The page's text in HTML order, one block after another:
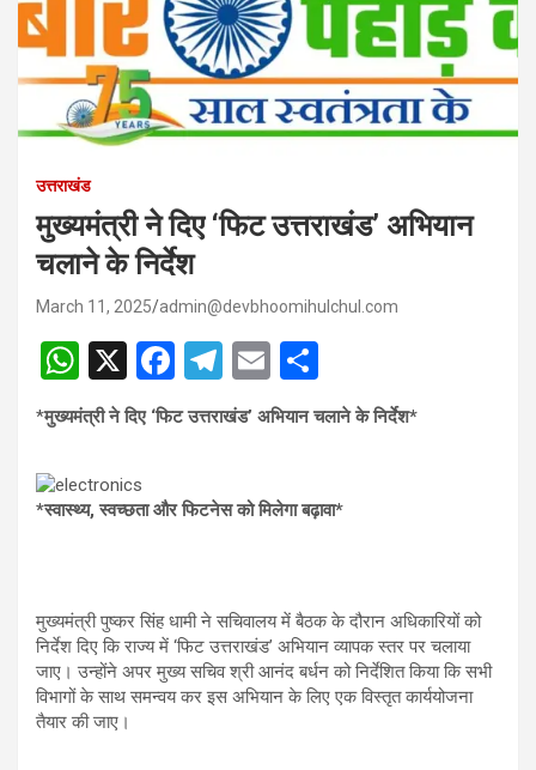
उत्तराखंड
मुख्यमंत्री ने दिए ‘फिट उत्तराखंड’ अभियान
चलाने के निर्देश
March 11, 2025 admin@devbhoomihulchul.com
W
h
at
s
A
X
F
a
ce
o
T
el
e
a
E
m
ail
h
ar
*मुख्यमंत्री ने दिए ‘फिट उत्तराखंड’ अभियान चलाने के निर्देश*
*स्वास्थ्य, स्वच्छता और फिटनेस को मिलेगा बढ़ावा*
मुख्यमंत्री पुष्कर सिंह धामी ने सचिवालय में बैठक के दौरान अधिकारियों को
निर्देश दिए कि राज्य में ‘फिट उत्तराखंड’ अभियान व्यापक स्तर पर चलाया
जाए। उन्होंने अपर मुख्य सचिव श्री आनंद बर्धन को निर्देशित किया कि सभी
विभागों के साथ समन्वय कर इस अभियान के लिए एक विस्तृत कार्ययोजना
तैयार की जाए।